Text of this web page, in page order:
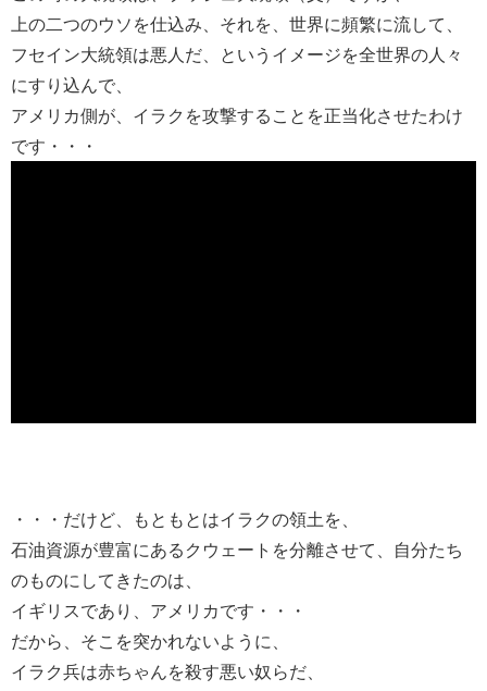
上の二つのウソを仕込み、それを、世界に頻繁に流して、
フセイン大統領は悪人だ、というイメージを全世界の人々
にすり込んで、
アメリカ側が、イラクを攻撃することを正当化させたわけ
です・・・
・・・だけど、もともとはイラクの領土を、
石油資源が豊富にあるクウェートを分離させて、自分たち
のものにしてきたのは、
イギリスであり、アメリカです・・・
だから、そこを突かれないように、
イラク兵は赤ちゃんを殺す悪い奴らだ、